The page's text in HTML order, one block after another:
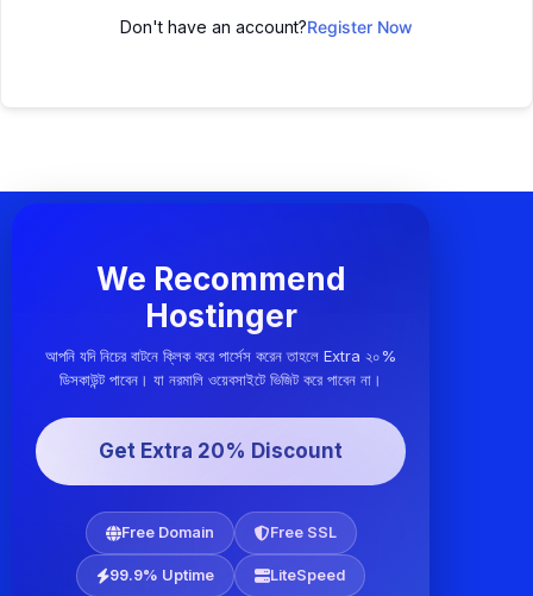
Don't have an account?Register Now
We Recommend
Hostinger
আপনি যদি নিচের বাটনে ক্লিক করে পার্সেস করেন তাহলে Extra ২০%
ডিসকাউন্ট পাবেন। যা নরমালি ওয়েবসাইটে ভিজিট করে পাবেন না।
Get Extra 20% Discount
Free Domain Free SSL
99.9% Uptime LiteSpeed